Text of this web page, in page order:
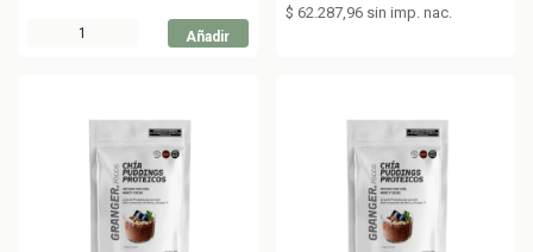
Añadir
$ 62.287,96 sin imp. nac.